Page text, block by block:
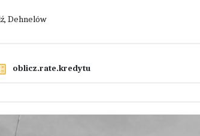
Dehnelów
oblicz.rate.kredytu